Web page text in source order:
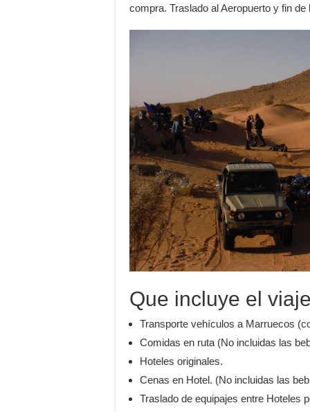
compra. Traslado al Aeropuerto y fin de
Que incluye el
Transporte vehículos a Marruecos
Comidas en ruta (No incluidas las
Hoteles originales.
Cenas en Hotel. (No incluidas las
Traslado de equipajes entre Hoteles